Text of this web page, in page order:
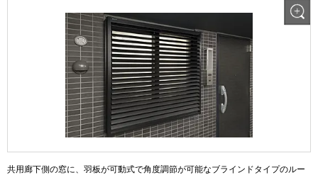
共用廊下側の窓に、羽板が可動式で角度調節が可能なブラインドタイプのルー